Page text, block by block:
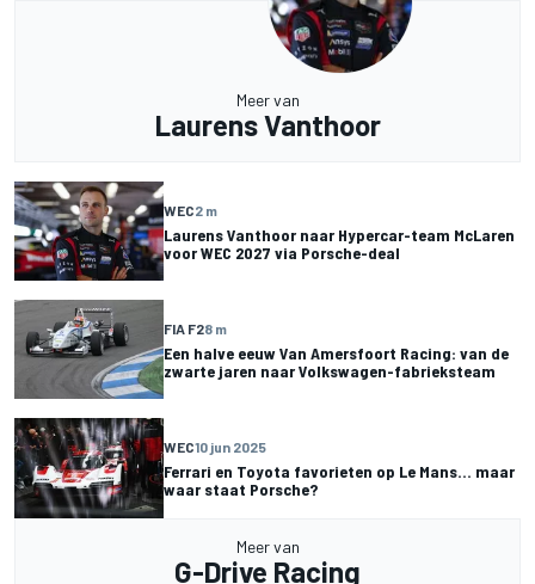
Meer van
Laurens Vanthoor
WEC2 m
Laurens Vanthoor naar Hypercar-team McLaren
voor WEC 2027 via Porsche-deal
FIA F28 m
Een halve eeuw Van Amersfoort Racing: van de
zwarte jaren naar Volkswagen-fabrieksteam
WEC10 jun 2025
Ferrari en Toyota favorieten op Le Mans... maar
waar staat Porsche?
Meer van
G-Drive Racing